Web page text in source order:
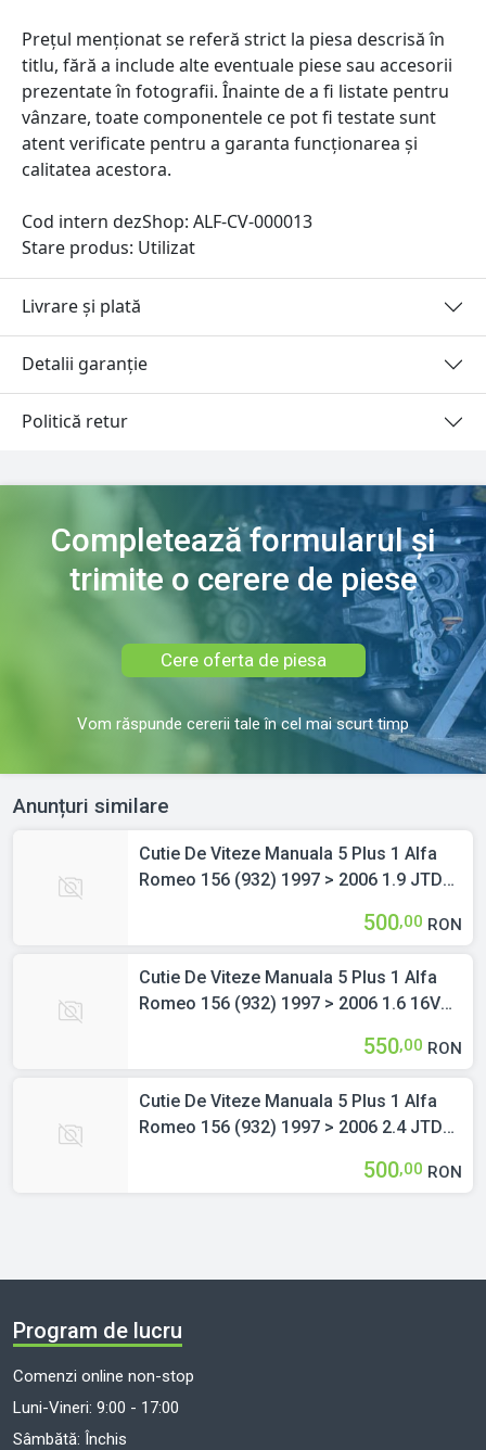
Prețul menționat se referă strict la piesa descrisă în
titlu, fără a include alte eventuale piese sau accesorii
prezentate în fotografii. Înainte de a fi listate pentru
vânzare, toate componentele ce pot fi testate sunt
atent verificate pentru a garanta funcționarea și
calitatea acestora.
Cod intern dezShop: ALF-CV-000013
Stare produs: Utilizat
Livrare și plată
Detalii garanție
Politică retur
Completează formularul și
trimite o cerere de piese
Cere oferta de piesa
Vom răspunde cererii tale în cel mai scurt timp
Anunțuri similare
Cutie De Viteze Manuala 5 Plus 1 Alfa
Romeo 156 (932) 1997 > 2006 1.9 JTD
500,00 RON
Cutie De Viteze Manuala 5 Plus 1 Alfa
Romeo 156 (932) 1997 > 2006 1.6 16V
550,00 RON
Cutie De Viteze Manuala 5 Plus 1 Alfa
Romeo 156 (932) 1997 > 2006 2.4 JTD
500,00 RON
Program de lucru
Comenzi online non-stop
Luni-Vineri: 9:00 - 17:00
Sâmbătă: Închis